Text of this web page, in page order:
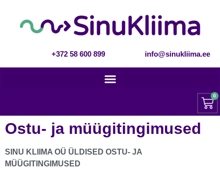
+372 58 600 899 info@sinukliima.ee
0
Ostu- ja müügitingimused
SINU KLIIMA OÜ ÜLDISED OSTU- JA
MÜÜGITINGIMUSED